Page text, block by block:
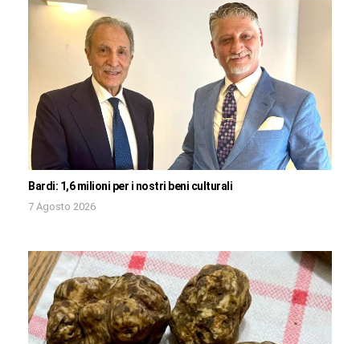
Bardi: 1,6 milioni per i nostri beni culturali
7 Agosto 2026